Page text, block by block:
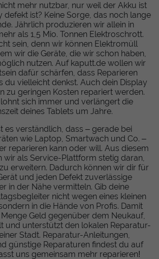
mehr nutzbar, nur weil der Akku ist
defekt ist? Keine Sorge, das noch lange
Jährlich produzieren wir allein in
als 1,5 Mio. Tonnen Elektroschrott.
sein, denn wir können Elektromüll
wir die Geräte, die wir schon haben,
nutzen. Auf kaputt.de wollen wir
dafür schärfen, dass Reparieren
du vielleicht denkst. Auch dein Display
zu geringen Kosten repariert werden.
lohnt sich immer und verlängert die
deines Tablets um Jahre.
es verständlich, dass – gerade bei
wie Laptop, Smartwach und Co. –
reparieren kann oder will. Aus diesem
wir als Service-Plattform stetig daran,
erweitern. Dadurch können wir dir für
und jeden Defekt zuverlässige
in der Nähe vermitteln. Gib deine
nicht wegen eines kleinen
in die Hände von Profis. Damit
Geld gegenüber dem Neukauf,
und unterstützt den lokalen Reparatur-
Stadt. Reparatur-Anleitungen,
günstige Reparaturen findest du auf
uns gemeinsam mehr reparieren!